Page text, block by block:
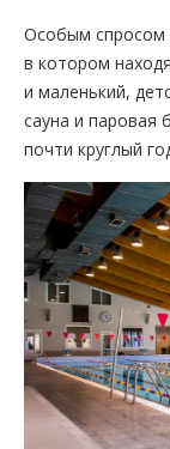
Особым спросом
в котором
и маленький,
сауна и паровая
почти круглый